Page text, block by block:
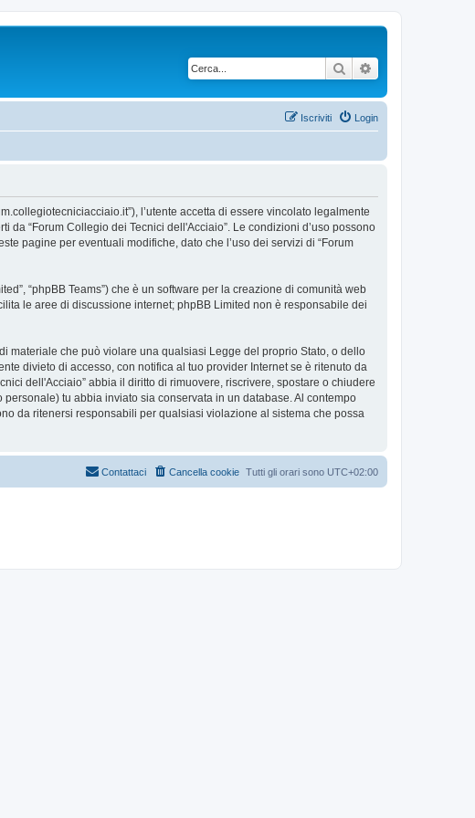
Cerca
Login
Iscriviti
l’utente accetta di essere vincolato legalmente
“Forum Collegio dei Tecnici dell'Acciaio”. Le condizioni d’uso possono
pagine per eventuali modifiche, dato che l’uso dei servizi di “Forum
“phpBB Teams”) che è un software per la creazione di comunità web
le aree di discussione internet; phpBB Limited non è responsabile dei
materiale che può violare una qualsiasi Legge del proprio Stato, o dello
divieto di accesso, con notifica al tuo provider Internet se è ritenuto da
dell'Acciaio” abbia il diritto di rimuovere, riscrivere, spostare o chiudere
tu abbia inviato sia conservata in un database. Al contempo
da ritenersi responsabili per qualsiasi violazione al sistema che possa
Tutti gli orari sono UTC+02:00
Cancella cookie
Contattaci